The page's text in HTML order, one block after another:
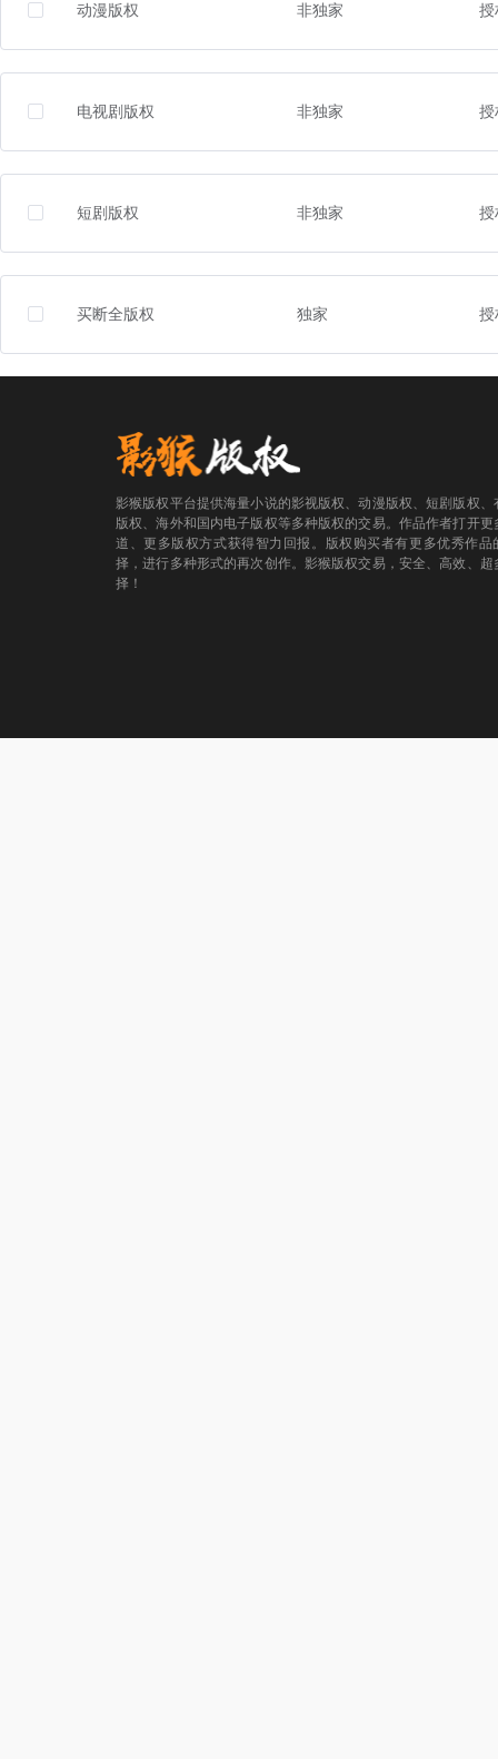
动漫版权 非独家 授
电视剧版权 非独家 授
短剧版权 非独家 授
买断全版权 独家 授
影猴版权平台提供海量小说的影视版权、动漫版权、短剧版权、
版权、海外和国内电子版权等多种版权的交易。作品作者打开更
道、更多版权方式获得智力回报。版权购买者有更多优秀作品
择，进行多种形式的再次创作。影猴版权交易，安全、高效、超
择！